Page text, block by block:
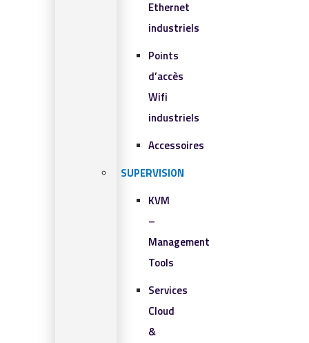
Ethernet
industriels
Points
d’accès
Wifi
industriels
Accessoires
SUPERVISION
KVM
–
Management
Tools
Services
Cloud
&